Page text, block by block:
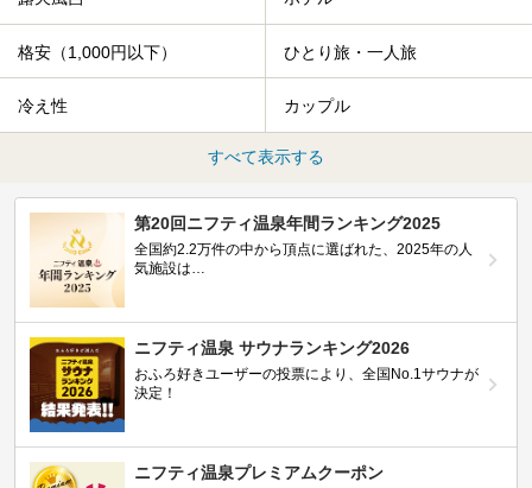
格安（1,000円以下） ひとり旅・一人旅
冷え性 カップル
すべて表示する
第20回ニフティ温泉年間ランキング2025
全国約2.2万件の中から頂点に選ばれた、2025年の人
気施設は…
ニフティ温泉 サウナランキング2026
おふろ好きユーザーの投票により、全国No.1サウナが
決定！
ニフティ温泉プレミアムクーポン